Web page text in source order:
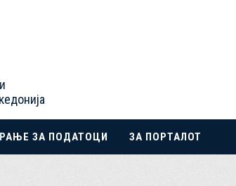
ЗА ПОДАТОЦИ ЗА ПОРТАЛОТ